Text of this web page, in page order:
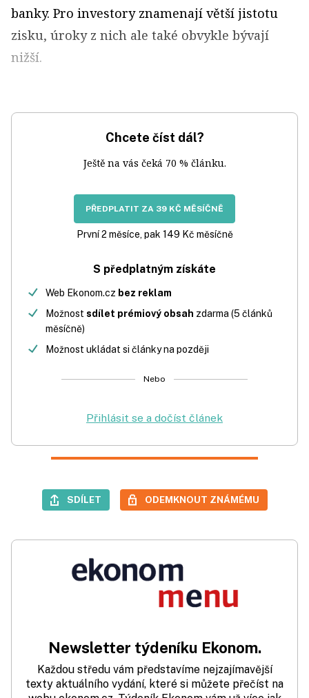
banky. Pro investory znamenají větší jistotu
zisku, úroky z nich ale také obvykle bývají
nižší.
Chcete číst dál?
Ještě na vás čeká 70 % článku.
PŘEDPLATIT ZA 39 KČ MĚSÍČNĚ
První 2 měsíce, pak 149 Kč měsíčně
S předplatným získáte
Web Ekonom.cz bez reklam
Možnost sdílet prémiový obsah zdarma (5 článků
měsíčně)
Možnost ukládat si články na později
Nebo
Přihlásit se a dočíst článek
SDÍLET ODEMKNOUT ZNÁMÉMU
Newsletter týdeníku Ekonom.
Každou středu vám představíme nejzajímavější
texty aktuálního vydání, které si můžete přečíst na